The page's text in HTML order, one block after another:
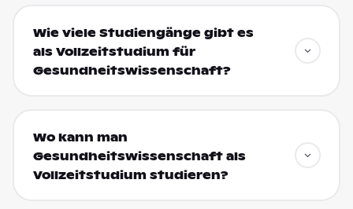
Wie viele Studiengänge gibt es
als Vollzeitstudium für
Gesundheitswissenschaft?
Wo kann man
Gesundheitswissenschaft als
Vollzeitstudium studieren?